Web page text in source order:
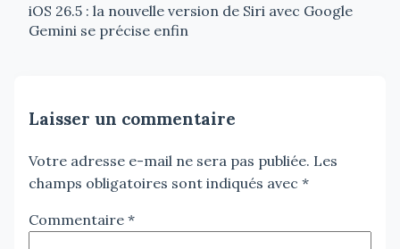
iOS 26.5 : la nouvelle version de Siri avec Google
Gemini se précise enfin
Laisser un commentaire
Votre adresse e-mail ne sera pas publiée. Les
champs obligatoires sont indiqués avec *
Commentaire *